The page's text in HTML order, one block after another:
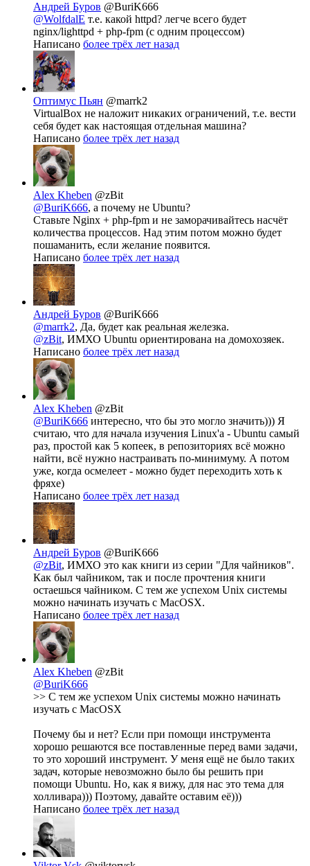
Андрей Буров @BuriK666
@WolfdalE т.е. какой httpd? легче всего будет
nginx/lighttpd + php-fpm (с одним процессом)
Написано более трёх лет назад
Оптимус Пьян @marrk2
VirtualBox не наложит никаких ограничений, т.е. вести
себя будет как настоящая отдельная машина?
Написано более трёх лет назад
Alex Kheben @zBit
@BuriK666, а почему не Ubuntu?
Ставьте Nginx + php-fpm и не заморачивайтесь насчёт
количества процессов. Над этим потом можно будет
пошаманить, если желание появится.
Написано более трёх лет назад
Андрей Буров @BuriK666
@marrk2, Да, будет как реальная железка.
@zBit, ИМХО Ubuntu ориентирована на домохозяек.
Написано более трёх лет назад
Alex Kheben @zBit
@BuriK666 интересно, что бы это могло значить))) Я
считаю, что для начала изучения Linux'а - Ubuntu самый
раз, простой как 5 копеек, в репозиториях всё можно
найти, всё нужно настраивать по-минимуму. А потом
уже, когда осмелеет - можно будет переходить хоть к
фряхе)
Написано более трёх лет назад
Андрей Буров @BuriK666
@zBit, ИМХО это как книги из серии "Для чайников".
Как был чайником, так и после прочтения книги
остаешься чайником. С тем же успехом Unix системы
можно начинать изучать с MacOSX.
Написано более трёх лет назад
Alex Kheben @zBit
@BuriK666
>> С тем же успехом Unix системы можно начинать
изучать с MacOSX
Почему бы и нет? Если при помощи инструмента
хорошо решаются все поставленные перед вами задачи,
то это хороший инструмент. У меня ещё не было таких
задач, которые невозможно было бы решить при
помощи Ubuntu. Но, как я вижу, для нас это тема для
холливара))) Поэтому, давайте оставим её)))
Написано более трёх лет назад